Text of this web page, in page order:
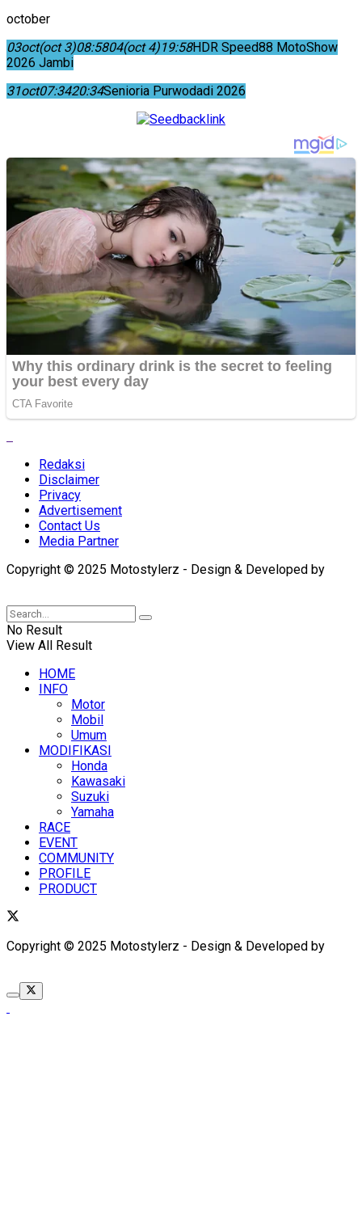
october
03oct(oct 3)08:5804(oct 4)19:58HDR Speed88 MotoShow
2026 Jambi
31oct07:3420:34Senioria Purwodadi 2026
Redaksi
Disclaimer
Privacy
Advertisement
Contact Us
Media Partner
Copyright © 2025 Motostylerz - Design & Developed by
No Result
View All Result
HOME
INFO
Motor
Mobil
Umum
MODIFIKASI
Honda
Kawasaki
Suzuki
Yamaha
RACE
EVENT
COMMUNITY
PROFILE
PRODUCT
Copyright © 2025 Motostylerz - Design & Developed by